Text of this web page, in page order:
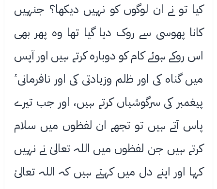
کیا تو نے ان لوگوں کو نہیں دیکھا؟ جنہیں
کانا پھوسی سے روک دیا گیا تھا وه پھر بھی
اس روکے ہوئے کام کو دوباره کرتے ہیں اور آپس
میں گناه کی اور ﻇلم وزیادتی کی اور نافرمانیٴ
پیغمبر کی سرگوشیاں کرتے ہیں، اور جب تیرے
پاس آتے ہیں تو تجھے ان لفظوں میں سلام
کرتے ہیں جن لفظوں میں اللہ تعالیٰ نے نہیں
کہا اور اپنے دل میں کہتے ہیں کہ اللہ تعالیٰ